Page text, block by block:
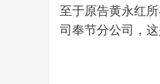
至于原告黄永红
司奉节分公司，